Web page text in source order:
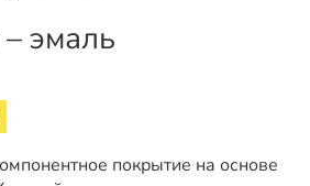
– эмаль
покрытие на основе